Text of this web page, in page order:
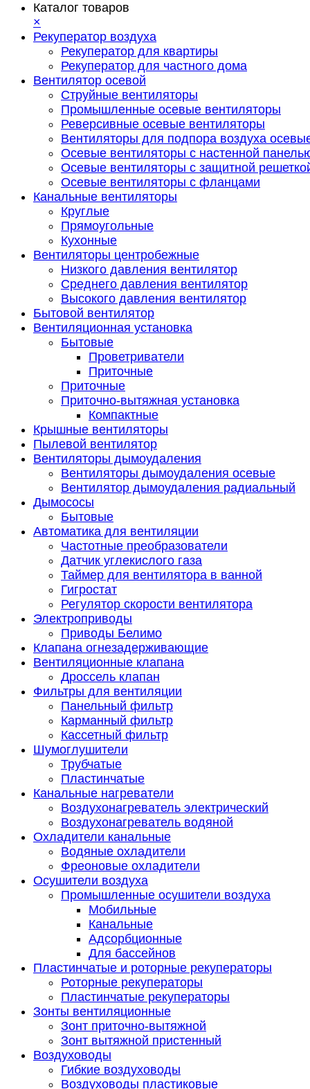
Каталог товаров
×
Рекуператор воздуха
Рекуператор для квартиры
Рекуператор для частного дома
Вентилятор осевой
Струйные вентиляторы
Промышленные осевые вентиляторы
Реверсивные осевые вентиляторы
Вентиляторы для подпора воздуха
Осевые вентиляторы с настенной
Осевые вентиляторы с защитной
Осевые вентиляторы с фланцами
Канальные вентиляторы
Круглые
Прямоугольные
Кухонные
Вентиляторы центробежные
Низкого давления вентилятор
Среднего давления вентилятор
Высокого давления вентилятор
Бытовой вентилятор
Вентиляционная установка
Бытовые
Проветриватели
Приточные
Приточные
Приточно-вытяжная установка
Компактные
Крышные вентиляторы
Пылевой вентилятор
Вентиляторы дымоудаления
Вентиляторы дымоудаления осевые
Вентилятор дымоудаления радиальный
Дымососы
Бытовые
Автоматика для вентиляции
Частотные преобразователи
Датчик углекислого газа
Таймер для вентилятора в ванной
Гигростат
Регулятор скорости вентилятора
Электроприводы
Приводы Белимо
Клапана огнезадерживающие
Вентиляционные клапана
Дроссель клапан
Фильтры для вентиляции
Панельный фильтр
Карманный фильтр
Кассетный фильтр
Шумоглушители
Трубчатые
Пластинчатые
Канальные нагреватели
Воздухонагреватель электрический
Воздухонагреватель водяной
Охладители канальные
Водяные охладители
Фреоновые охладители
Осушители воздуха
Промышленные осушители воздуха
Мобильные
Канальные
Адсорбционные
Для бассейнов
Пластинчатые и роторные рекуператоры
Роторные рекуператоры
Пластинчатые рекуператоры
Зонты вентиляционные
Зонт приточно-вытяжной
Зонт вытяжной пристенный
Воздуховоды
Гибкие воздуховоды
Воздуховоды пластиковые